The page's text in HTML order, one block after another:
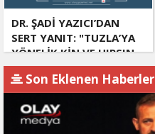
DR. ŞADİ YAZICI’DAN
SERT YANIT: "TUZLA’YA
YÖNELİK KİN VE HIRSIN
TUTARSIZLIKLAR
MANZUMESİ"
Son Eklenen Haberler